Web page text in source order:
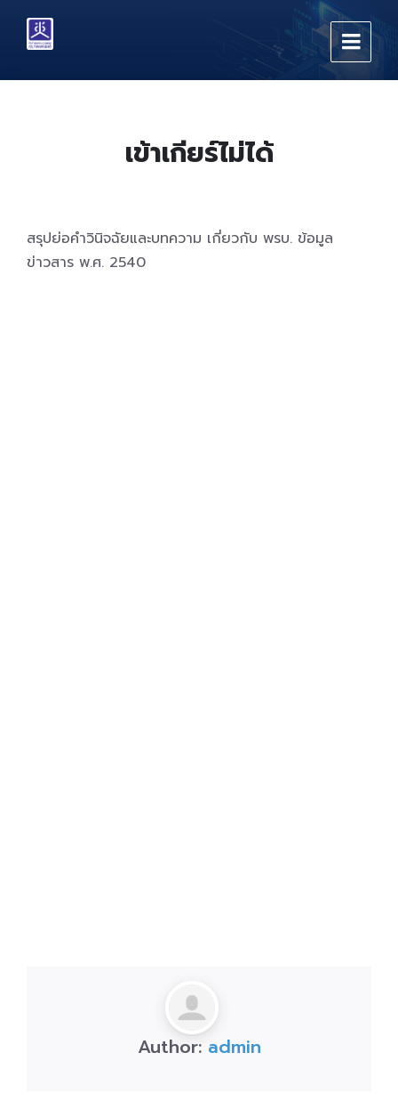
content
main
footer
เข้าเกียร์ไม่ได้
สรุปย่อคำวินิจฉัยและบทความ เกี่ยวกับ พรบ. ข้อมูล
ข่าวสาร พ.ศ. 2540
Author: admin